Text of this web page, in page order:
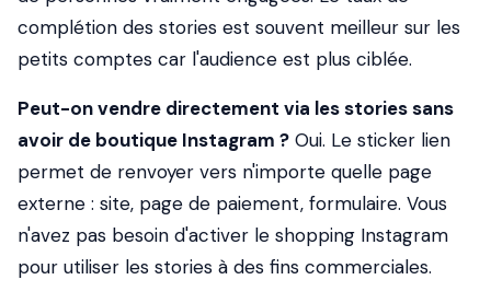
complétion des stories est souvent meilleur sur les
petits comptes car l'audience est plus ciblée.
Peut-on vendre directement via les stories sans
avoir de boutique Instagram ? Oui. Le sticker lien
permet de renvoyer vers n'importe quelle page
externe : site, page de paiement, formulaire. Vous
n'avez pas besoin d'activer le shopping Instagram
pour utiliser les stories à des fins commerciales.